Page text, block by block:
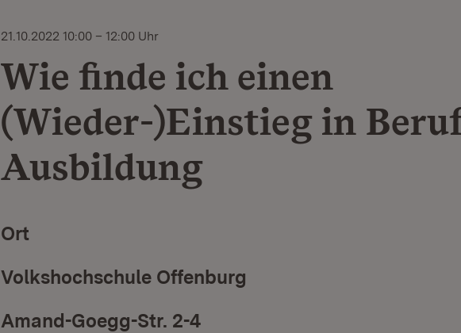
21.10.2022 10:00 – 12:00 Uhr
Wie finde ich einen
(Wieder-)Einstieg in
Ausbildung
Ort
Volkshochschule Offenburg
Amand-Goegg-Str. 2-4